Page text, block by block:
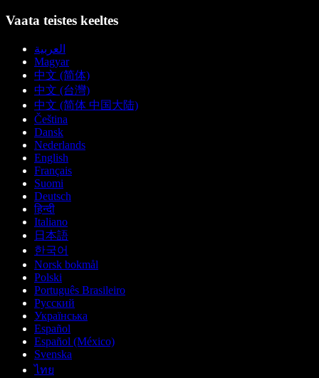
Vaata teistes keeltes
العربية
Magyar
中文 (简体)
中文 (台灣)
中文 (简体 中国大陆)
Čeština
Dansk
Nederlands
English
Français
Suomi
Deutsch
हिन्दी
Italiano
日本語
한국어
Norsk bokmål
Polski
Português Brasileiro
Русский
Українська
Español
Español (México)
Svenska
ไทย